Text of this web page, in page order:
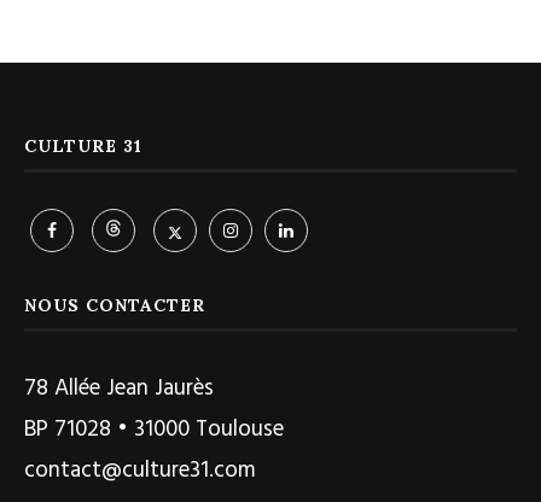
CULTURE 31
NOUS CONTACTER
78 Allée Jean Jaurès
BP 71028 • 31000 Toulouse
contact@culture31.com